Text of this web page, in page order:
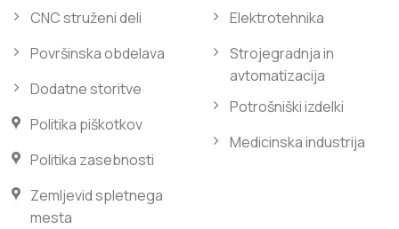
CNC struženi deli
Površinska obdelava
Dodatne storitve
Politika piškotkov
Politika zasebnosti
Zemljevid spletnega
mesta
Elektrotehnika
Strojegradnja in
avtomatizacija
Potrošniški izdelki
Medicinska industrija